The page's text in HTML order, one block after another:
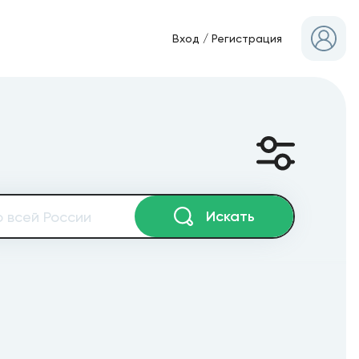
Вход /Регистрация
Искать